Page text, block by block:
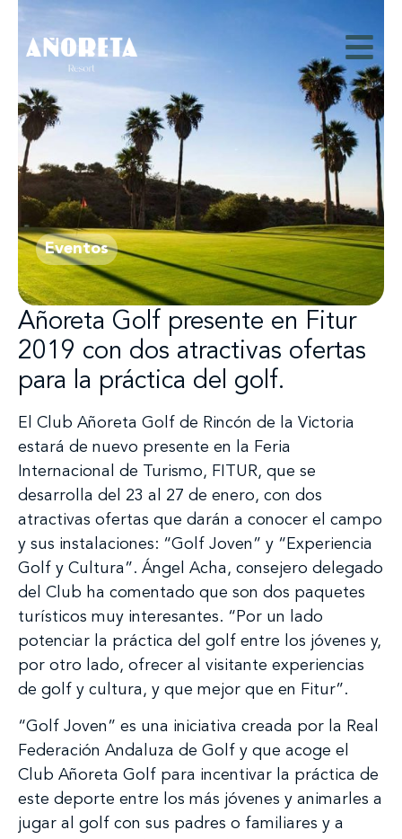
Eventos
Añoreta Golf presente en Fitur
2019 con dos atractivas ofertas
para la práctica del golf.
El Club Añoreta Golf de Rincón de la Victoria
estará de nuevo presente en la Feria
Internacional de Turismo, FITUR, que se
desarrolla del 23 al 27 de enero, con dos
atractivas ofertas que darán a conocer el campo
y sus instalaciones: “Golf Joven” y “Experiencia
Golf y Cultura”. Ángel Acha, consejero delegado
del Club ha comentado que son dos paquetes
turísticos muy interesantes. “Por un lado
potenciar la práctica del golf entre los jóvenes y,
por otro lado, ofrecer al visitante experiencias
de golf y cultura, y que mejor que en Fitur”.
“Golf Joven” es una iniciativa creada por la Real
Federación Andaluza de Golf y que acoge el
Club Añoreta Golf para incentivar la práctica de
este deporte entre los más jóvenes y animarles a
jugar al golf con sus padres o familiares y a